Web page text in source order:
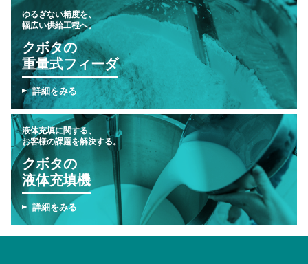
ゆるぎない精度を、
幅広い供給工程へ。
クボタの
重量式フィーダ
詳細をみる
液体充填に関する、
お客様の課題を解決する。
クボタの
液体充填機
詳細をみる